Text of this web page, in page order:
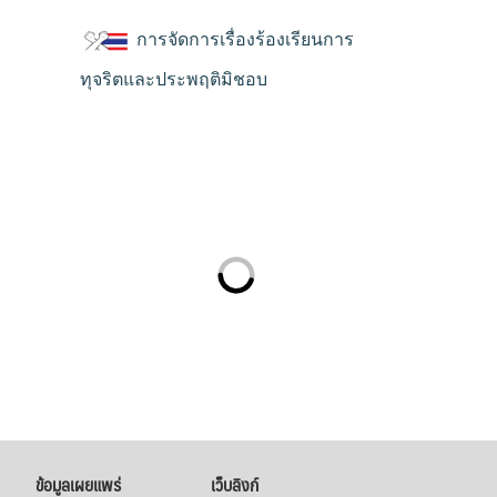
การจัดการเรื่องร้องเรียนการ
ทุจริตและประพฤติมิชอบ
ข้อมูลเผยแพร่ เว็บลิงก์